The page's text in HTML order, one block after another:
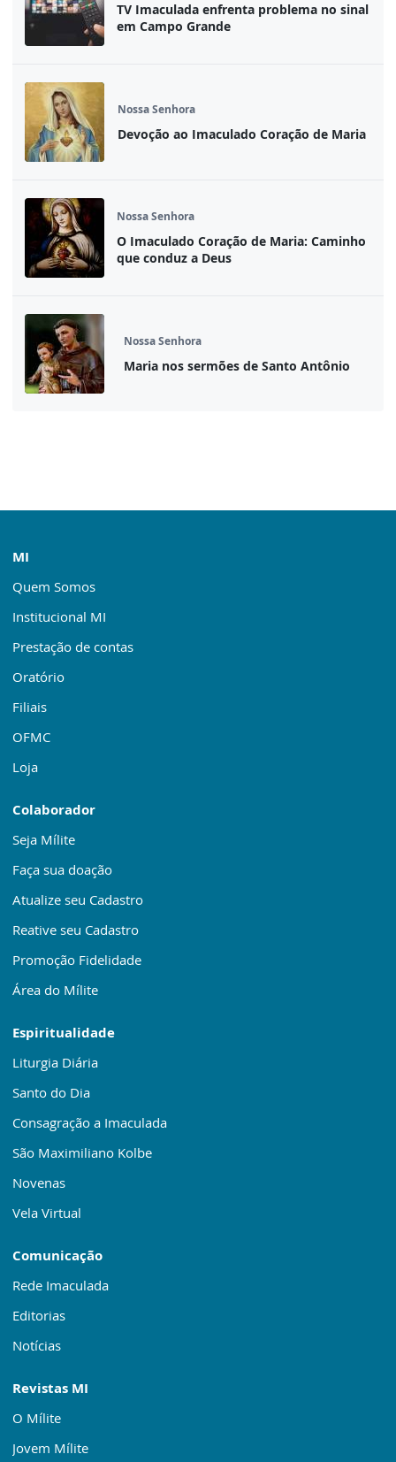
TV Imaculada enfrenta problema no sinal
em Campo Grande
Nossa Senhora
Devoção ao Imaculado Coração de Maria
Nossa Senhora
O Imaculado Coração de Maria: Caminho
que conduz a Deus
Nossa Senhora
Maria nos sermões de Santo Antônio
MI
Quem Somos
Institucional MI
Prestação de contas
Oratório
Filiais
OFMC
Loja
Colaborador
Seja Mílite
Faça sua doação
Atualize seu Cadastro
Reative seu Cadastro
Promoção Fidelidade
Área do Mílite
Espiritualidade
Liturgia Diária
Santo do Dia
Consagração a Imaculada
São Maximiliano Kolbe
Novenas
Vela Virtual
Comunicação
Rede Imaculada
Editorias
Notícias
Revistas MI
O Mílite
Jovem Mílite